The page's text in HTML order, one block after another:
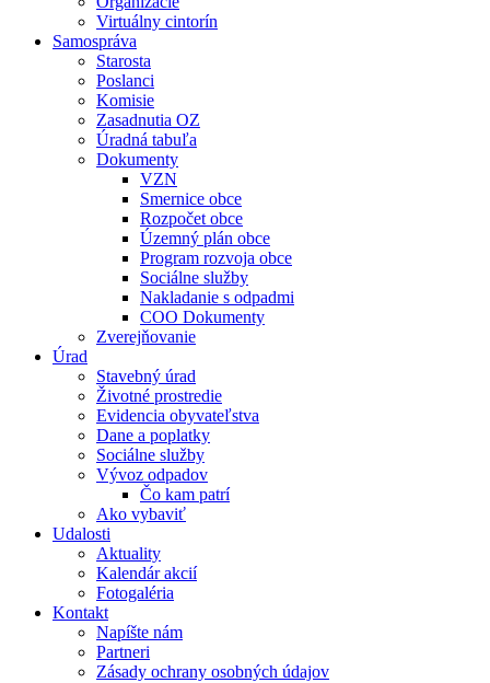
Virtuálny cintorín
Samospráva
Starosta
Poslanci
Komisie
Zasadnutia OZ
Úradná tabuľa
Dokumenty
VZN
Smernice obce
Rozpočet obce
Územný plán obce
Program rozvoja obce
Sociálne služby
Nakladanie s odpadmi
COO Dokumenty
Zverejňovanie
Úrad
Stavebný úrad
Životné prostredie
Evidencia obyvateľstva
Dane a poplatky
Sociálne služby
Vývoz odpadov
Čo kam patrí
Ako vybaviť
Udalosti
Aktuality
Kalendár akcií
Fotogaléria
Kontakt
Napíšte nám
Partneri
Zásady ochrany osobných údajov